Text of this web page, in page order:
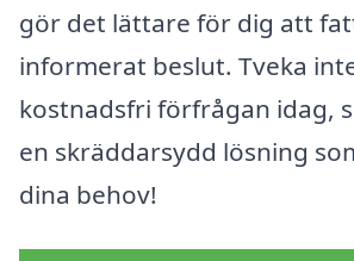
gör det lättare för dig att
informerat beslut. Tveka
kostnadsfri förfrågan idag,
en skräddarsydd lösning
dina behov!